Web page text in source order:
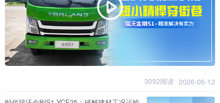
3092阅读 2026-06-12